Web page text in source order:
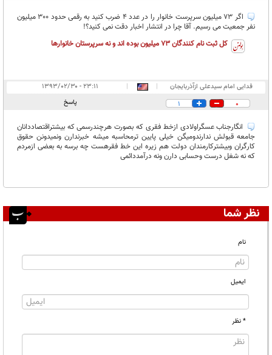
اگر 73 میلیون سرپرست خانوار را در عدد 4 ضرب کنید به رقمی حدود 300 میلیون
نفر جمعیت می رسیم. آقا چرا در انتشار اخبار دقت نمی کنید؟!
کل ثبت نام کنندگان 73 میلیون بوده اند و نه سرپرستان خانوارها
فدایی امام سیدعلی ازآذربایجان |
|
۲۳:۱۱ - ۱۳۹۳/۰۲/۳۰
0
1 پاسخ
انگارجناب عسگراولادی ازخط فقری که بصورت هرچندرسمی که بیشتراقتصاددانان
جامعه قبولش ندارندومیگن خیلی پایین ترمحاسبه میشه خبرندارن ونمیدونن حقوق
کارگران وبیشترکارمندان دولت هم زیره این خط فقرهست چه برسه به بعضی ازمردم
که نه شغل درست وحسابی دارن ونه درآمددائمی
نظر شما
نام
ایمیل
* نظر